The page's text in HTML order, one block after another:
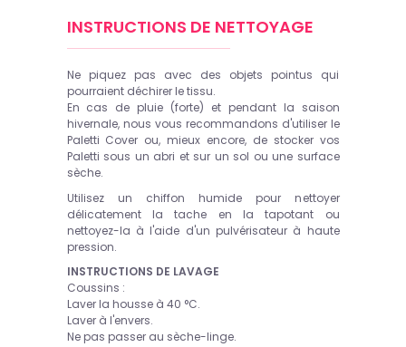
INSTRUCTIONS DE NETTOYAGE
Ne piquez pas avec des objets pointus qui
pourraient déchirer le tissu.
En cas de pluie (forte) et pendant la saison
hivernale, nous vous recommandons d'utiliser le
Paletti Cover ou, mieux encore, de stocker vos
Paletti sous un abri et sur un sol ou une surface
sèche.
Utilisez un chiffon humide pour nettoyer
délicatement la tache en la tapotant ou
nettoyez-la à l'aide d'un pulvérisateur à haute
pression.
INSTRUCTIONS DE LAVAGE
Coussins :
Laver la housse à 40 °C.
Laver à l'envers.
Ne pas passer au sèche-linge.